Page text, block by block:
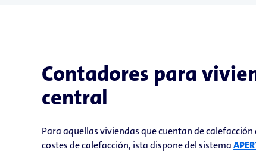
Contadores para
central
Para aquellas viviendas que cuentan de
costes de calefacción, ista dispone del sistema